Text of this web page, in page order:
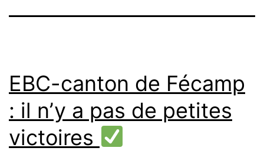
EBC-canton de Fécamp
: il n’y a pas de petites
victoires